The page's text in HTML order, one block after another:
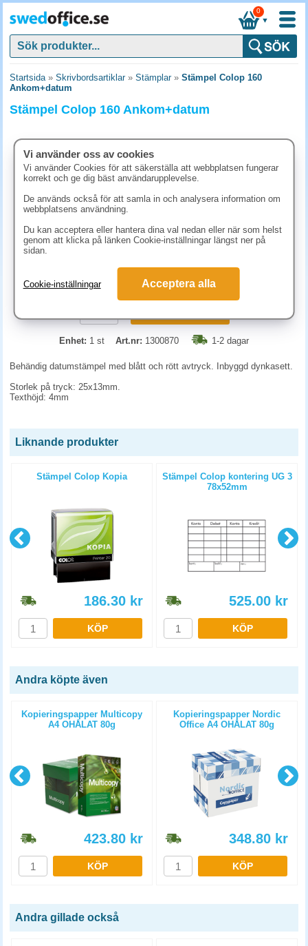
▼
0
Startsida» Skrivbordsartiklar» Stämplar» Stämpel Colop 160
Ankom+datum
Stämpel Colop 160 Ankom+datum
348.80 kr (inkl. moms)
Enhet: 1 st Art.nr: 1300870 1-2 dagar
Behändig datumstämpel med blått och rött avtryck. Inbyggd dynkasett.
Storlek på tryck: 25x13mm.
Texthöjd: 4mm
Liknande produkter
Stämpel Colop Kopia
186.30 kr
KÖP
Stämpel Colop kontering UG 3
78x52mm
525.00 kr
KÖP
Andra köpte även
Kopieringspapper Multicopy
A4 OHÅLAT 80g
423.80 kr
KÖP
Kopieringspapper Nordic
Office A4 OHÅLAT 80g
348.80 kr
KÖP
Andra gillade också
Vi använder oss av cookies
Vi använder Cookies för att säkerställa att webbplatsen fungerar
korrekt och ge dig bäst användarupplevelse.
De används också för att samla in och analysera information om
webbplatsens användning.
Du kan acceptera eller hantera dina val nedan eller när som helst
genom att klicka på länken Cookie-inställningar längst ner på
sidan.
Cookie-inställningar Acceptera alla